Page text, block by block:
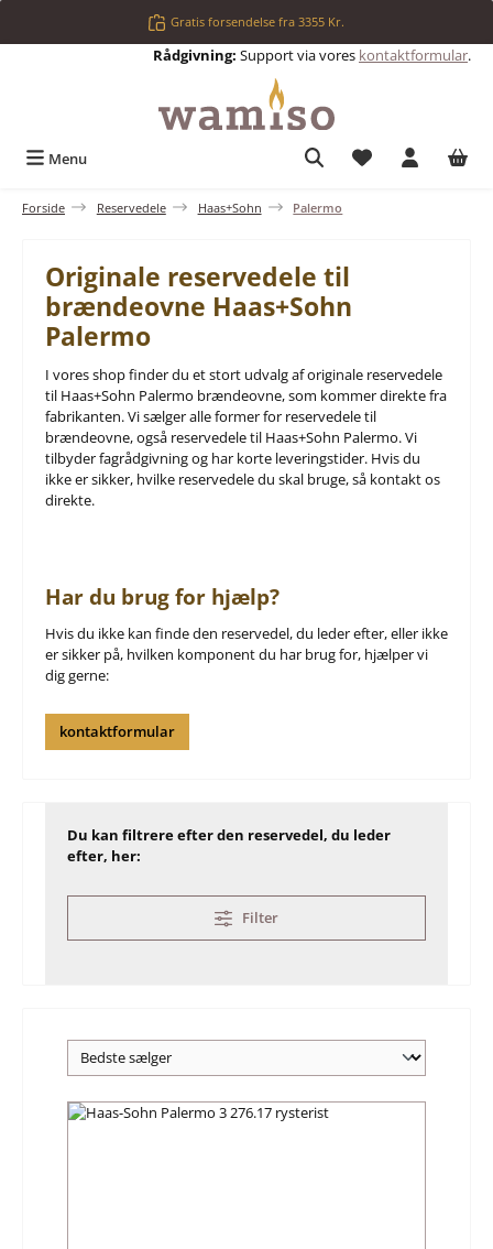
Gratis forsendelse fra 3355 Kr.
Rådgivning: Support via vores kontaktformular.
Menu Du har 0
Forside Reservedele Haas+Sohn Palermo
Originale reservedele til
brændeovne Haas+Sohn
Palermo
I vores shop finder du et stort udvalg af originale reservedele
til Haas+Sohn Palermo brændeovne, som kommer direkte fra
fabrikanten. Vi sælger alle former for reservedele til
brændeovne, også reservedele til Haas+Sohn Palermo. Vi
tilbyder fagrådgivning og har korte leveringstider. Hvis du
ikke er sikker, hvilke reservedele du skal bruge, så kontakt os
direkte.
Har du brug for hjælp?
Hvis du ikke kan finde den reservedel, du leder efter, eller ikke
er sikker på, hvilken komponent du har brug for, hjælper vi
dig gerne:
kontaktformular
Du kan filtrere efter den reservedel, du leder
efter, her:
Filter